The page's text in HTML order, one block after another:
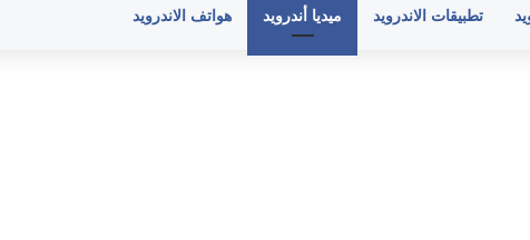
تطبيقات الاندرويد ميديا أندرويد هواتف الاندرويد